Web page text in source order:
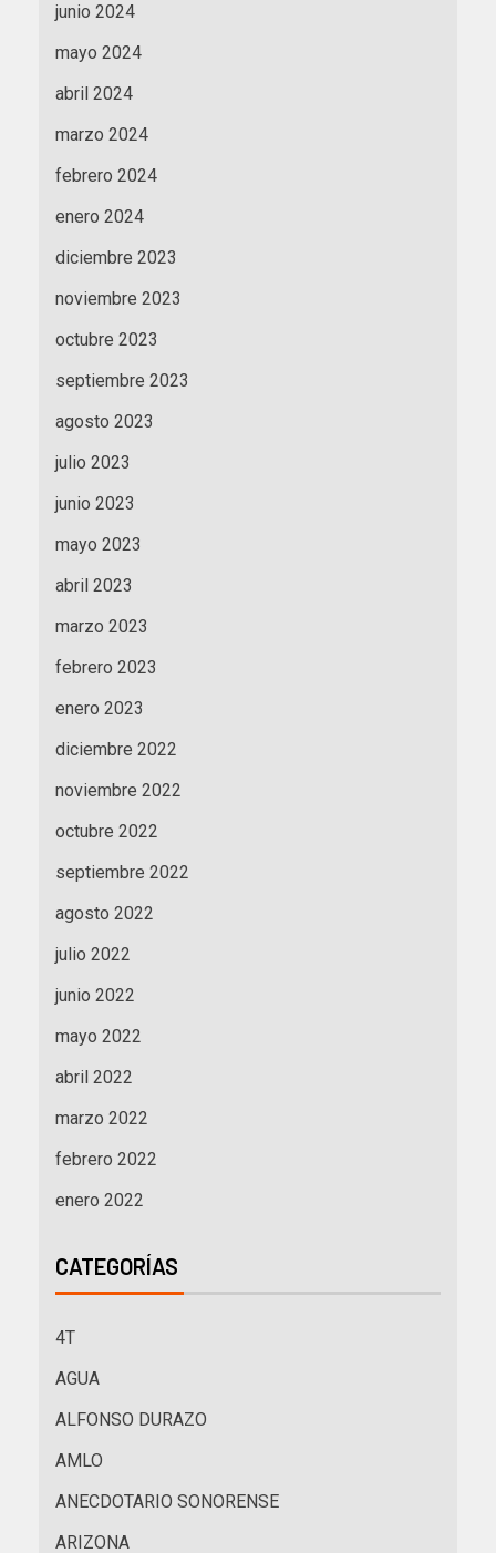
junio 2024
mayo 2024
abril 2024
marzo 2024
febrero 2024
enero 2024
diciembre 2023
noviembre 2023
octubre 2023
septiembre 2023
agosto 2023
julio 2023
junio 2023
mayo 2023
abril 2023
marzo 2023
febrero 2023
enero 2023
diciembre 2022
noviembre 2022
octubre 2022
septiembre 2022
agosto 2022
julio 2022
junio 2022
mayo 2022
abril 2022
marzo 2022
febrero 2022
enero 2022
CATEGORÍAS
4T
AGUA
ALFONSO DURAZO
AMLO
ANECDOTARIO SONORENSE
ARIZONA